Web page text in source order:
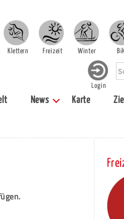
Klettern Freizeit Winter
Login
News Karte